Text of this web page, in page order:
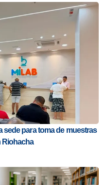
sede para toma de muestras
Riohacha